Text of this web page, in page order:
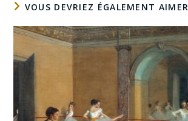
VOUS DEVRIEZ ÉGALEMENT AIMER